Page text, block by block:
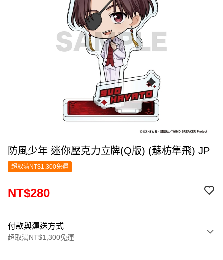
防風少年 迷你壓克力立牌(Q版) (蘇枋隼飛) JP
超取滿NT$1,300免運
NT$280
付款與運送方式
超取滿NT$1,300免運